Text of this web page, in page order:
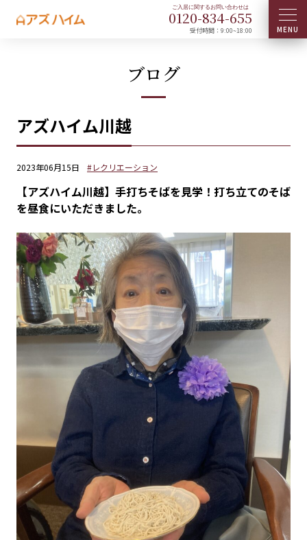
0120-834-655
受付時間：9:00~18:00
ブログ
アズハイム川越
2023年06月15日 #レクリエーション
【アズハイム川越】手打ちそばを見学！打ち立てのそば
を昼食にいただきました。